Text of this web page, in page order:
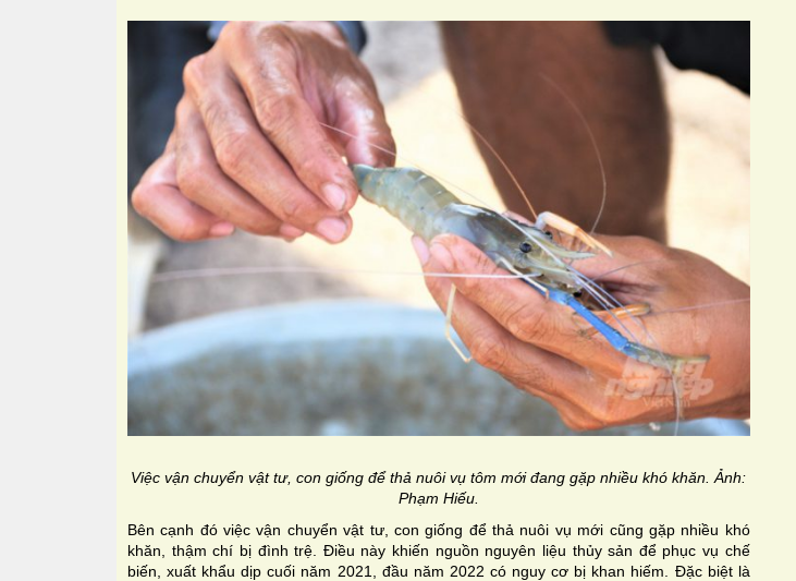
Việc vận chuyển vật tư, con giống để thả nuôi vụ tôm mới đang gặp nhiều khó khăn. Ảnh:
Phạm Hiếu.
Bên cạnh đó việc vận chuyển vật tư, con giống để thả nuôi vụ mới cũng gặp nhiều khó
khăn, thậm chí bị đình trệ. Điều này khiến nguồn nguyên liệu thủy sản để phục vụ chế
biến, xuất khẩu dịp cuối năm 2021, đầu năm 2022 có nguy cơ bị khan hiếm. Đặc biệt là